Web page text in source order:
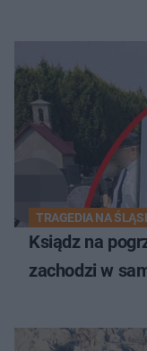
TRAGEDIA NA
Ksiądz na
zachodzi w